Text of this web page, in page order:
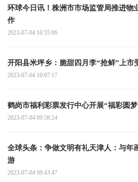
环球今日讯！株洲市市场监管局推进物
作
2023-07-04 10:55:06
开阳县米坪乡：脆甜四月李“抢鲜”上市
2023-07-04 10:07:17
鹤岗市福利彩票发行中心开展“福彩圆
2023-07-04 09:58:24
全球头条：争做文明有礼天津人：与年
游
2023-07-04 09:43:47